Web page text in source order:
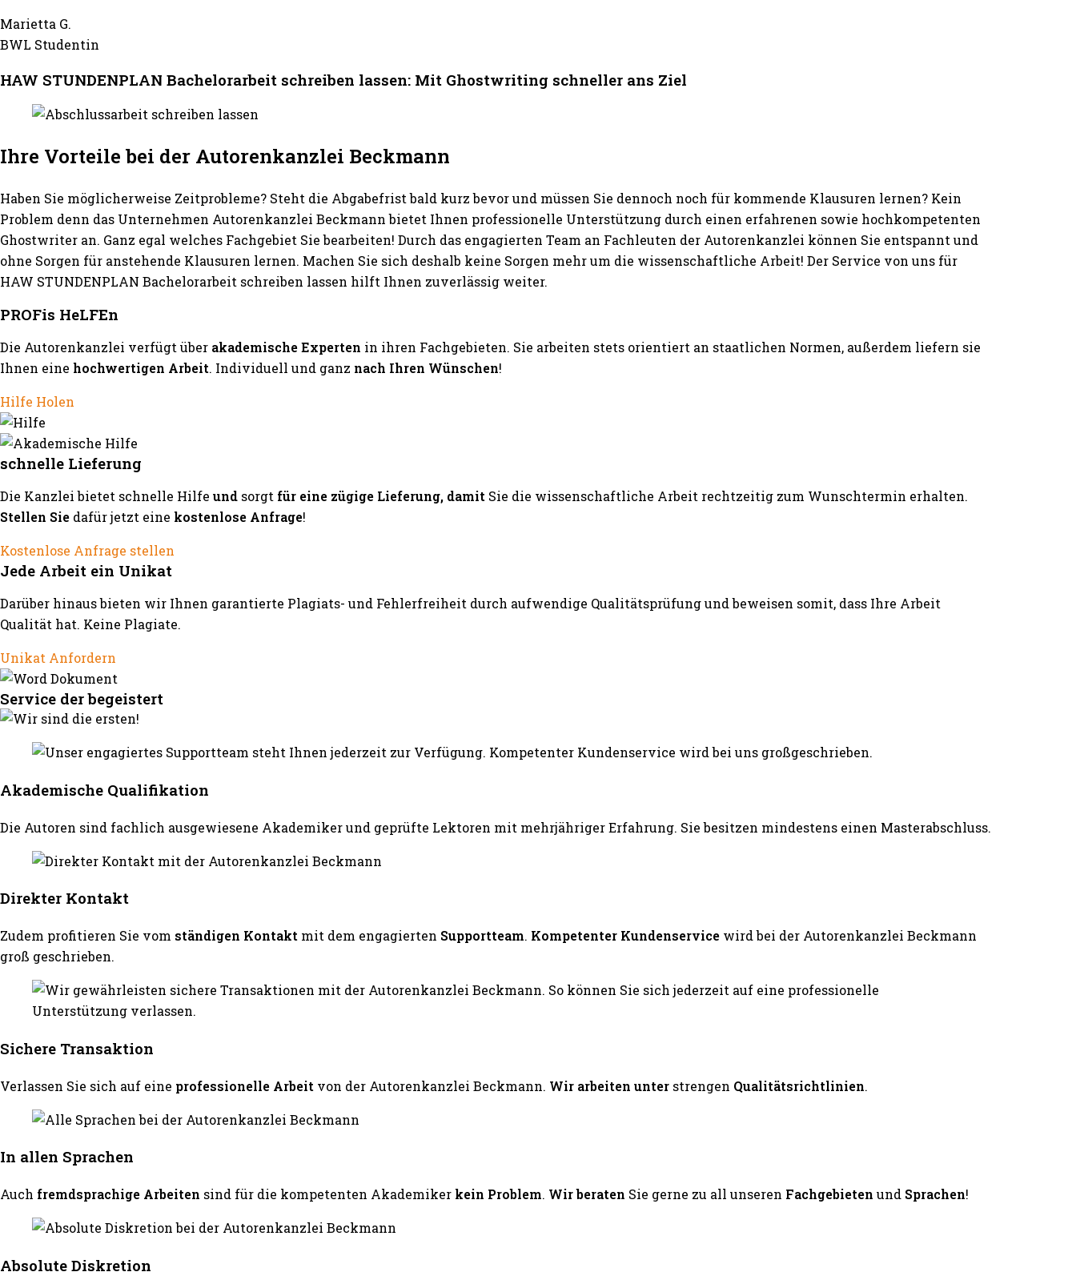
Marietta G.
BWL Studentin
HAW STUNDENPLAN Bachelorarbeit schreiben lassen: Mit Ghostwriting schneller ans Ziel
Ihre Vorteile bei der Autorenkanzlei Beckmann
Haben Sie möglicherweise Zeitprobleme? Steht die Abgabefrist bald kurz bevor und müssen Sie dennoch noch für kommende Klausuren lernen? Kein
Problem denn das Unternehmen Autorenkanzlei Beckmann bietet Ihnen professionelle Unterstützung durch einen erfahrenen sowie hochkompetenten
Ghostwriter an. Ganz egal welches Fachgebiet Sie bearbeiten! Durch das engagierten Team an Fachleuten der Autorenkanzlei können Sie entspannt und
ohne Sorgen für anstehende Klausuren lernen. Machen Sie sich deshalb keine Sorgen mehr um die wissenschaftliche Arbeit! Der Service von uns für
HAW STUNDENPLAN Bachelorarbeit schreiben lassen hilft Ihnen zuverlässig weiter.
PROFis HeLFEn
Die Autorenkanzlei verfügt über akademische Experten in ihren Fachgebieten. Sie arbeiten stets orientiert an staatlichen Normen, außerdem liefern sie
Ihnen eine hochwertigen Arbeit. Individuell und ganz nach Ihren Wünschen!
Hilfe Holen
schnelle Lieferung
Die Kanzlei bietet schnelle Hilfe und sorgt für eine zügige Lieferung, damit Sie die wissenschaftliche Arbeit rechtzeitig zum Wunschtermin erhalten.
Stellen Sie dafür jetzt eine kostenlose Anfrage!
Kostenlose Anfrage stellen
Jede Arbeit ein Unikat
Darüber hinaus bieten wir Ihnen garantierte Plagiats- und Fehlerfreiheit durch aufwendige Qualitätsprüfung und beweisen somit, dass Ihre Arbeit
Qualität hat. Keine Plagiate.
Unikat Anfordern
Service der begeistert
Akademische Qualifikation
Die Autoren sind fachlich ausgewiesene Akademiker und geprüfte Lektoren mit mehrjähriger Erfahrung. Sie besitzen mindestens einen Masterabschluss.
Direkter Kontakt
Zudem profitieren Sie vom ständigen Kontakt mit dem engagierten Supportteam. Kompetenter Kundenservice wird bei der Autorenkanzlei Beckmann
groß geschrieben.
Sichere Transaktion
Verlassen Sie sich auf eine professionelle Arbeit von der Autorenkanzlei Beckmann. Wir arbeiten unter strengen Qualitätsrichtlinien.
In allen Sprachen
Auch fremdsprachige Arbeiten sind für die kompetenten Akademiker kein Problem. Wir beraten Sie gerne zu all unseren Fachgebieten und Sprachen!
Absolute Diskretion